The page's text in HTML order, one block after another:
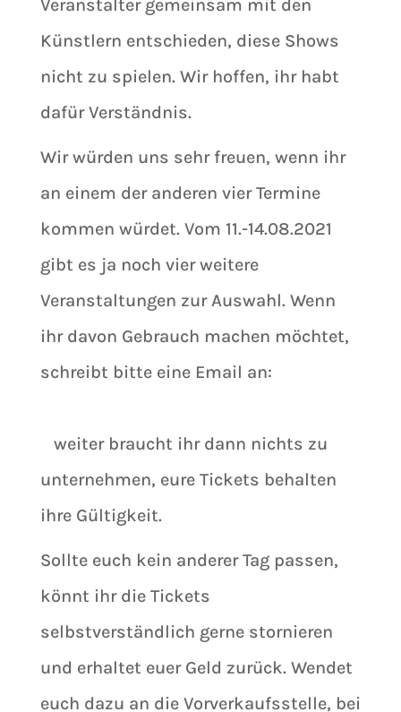
Veranstalter gemeinsam mit den
Künstlern entschieden, diese Shows
nicht zu spielen. Wir hoffen, ihr habt
dafür Verständnis.
Wir würden uns sehr freuen, wenn ihr
an einem der anderen vier Termine
kommen würdet. Vom 11.-14.08.2021
gibt es ja noch vier weitere
Veranstaltungen zur Auswahl. Wenn
ihr davon Gebrauch machen möchtet,
schreibt bitte eine Email an:
weiter braucht ihr dann nichts zu
unternehmen, eure Tickets behalten
ihre Gültigkeit.
Sollte euch kein anderer Tag passen,
könnt ihr die Tickets
selbstverständlich gerne stornieren
und erhaltet euer Geld zurück. Wendet
euch dazu an die Vorverkaufsstelle, bei